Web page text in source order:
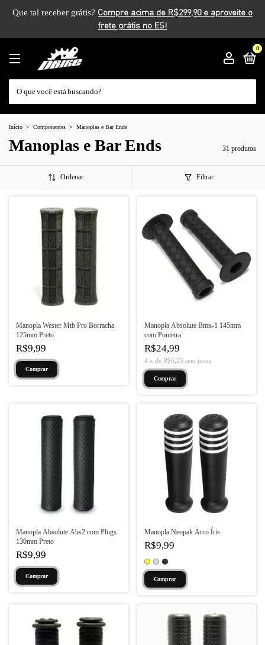
Que tal receber grátis?
0
Início > Componentes > Manoplas e Bar Ends
Manoplas e Bar Ends 31 produtos
Ordenar Filtrar
Manopla Wester Mtb Pro Borracha
125mm Preto
R$9,99
Manopla Absolute Bmx-1 145mm
com Ponteira
R$24,99
4 x de R$6,25 sem juros
Manopla Absolute Abs2 com Plugs
130mm Preto
R$9,99
Manopla Neopak Arco Íris
R$9,99
Comprar